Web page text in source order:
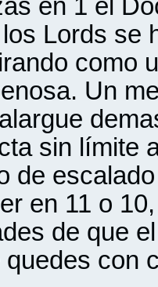
Lords se
como
Un
sin límite
de
en 11 o
de que
quedes con